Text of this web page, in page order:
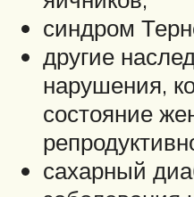
синдром
другие
нарушения,
состояние
сахарный